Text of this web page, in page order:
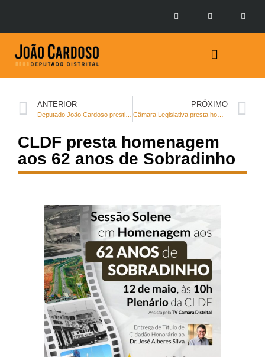
ANTERIOR PRÓXIMO
Câmara Legislativa presta homenagem aos 62 anos de Sobradinho
CLDF presta homenagem
aos 62 anos de Sobradinho